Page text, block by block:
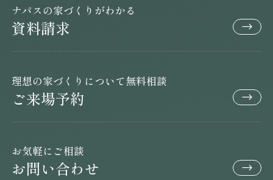
ナパスの家づくりがわかる
資料請求
理想の家づくりについて無料相談
ご来場予約
お気軽にご相談
お問い合わせ